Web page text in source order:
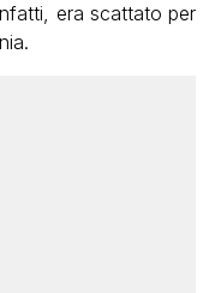
era scattato per